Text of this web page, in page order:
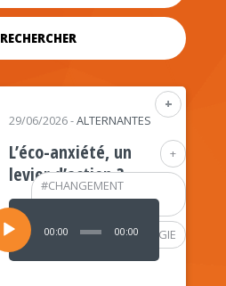
RECHERCHER
+
+
#CHANGEMENT
CLIMATIQUE
#PSYCHOLOGIE
29/06/2026-ALTERNANTES
L’éco-anxiété, un
levier d’action ?
Lecteur
audio
00:00 00:00